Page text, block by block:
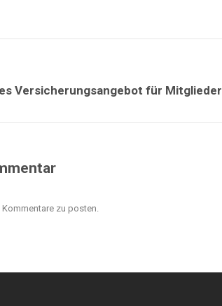
Versicherungsangebot für Mitglieder
Kommentare zu posten.